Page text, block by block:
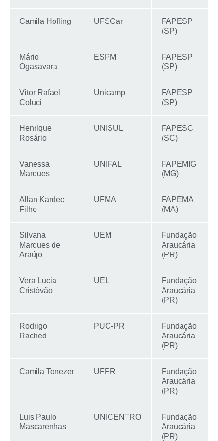
Camila Hofling UFSCar
FAPESP
(SP)
Mário
Ogasavara
ESPM
FAPESP
(SP)
Vitor Rafael
Coluci
Unicamp
FAPESP
(SP)
Henrique
Rosário
UNISUL
FAPESC
(SC)
Vanessa
Marques
UNIFAL
FAPEMIG
(MG)
Allan Kardec
Filho
UFMA
FAPEMA
(MA)
Silvana
Marques de
Araújo
UEM
Fundação
Araucária
(PR)
Vera Lucia
Cristóvão
UEL
Fundação
Araucária
(PR)
Rodrigo
Rached
PUC-PR
Fundação
Araucária
(PR)
Camila Tonezer UFPR
Fundação
Araucária
(PR)
Luis Paulo
Mascarenhas
UNICENTRO
Fundação
Araucária
(PR)